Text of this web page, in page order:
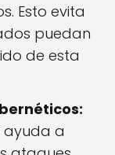
Esto evita
puedan
de esta
ayuda a